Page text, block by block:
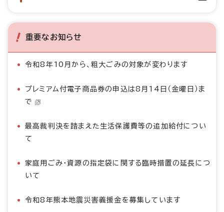
重要なお知らせ
令和8年10月から、粗大ごみの対象が変わります
プレミアム付電子商品券の申込は8月14日（金曜日）ま
で
最高裁判決を踏まえた生活保護費等の追加給付につい
て
家庭用ごみ・資源の指定袋に関する臨時措置の延長につ
いて
令和8年熊本地震災害義援金を募集しています